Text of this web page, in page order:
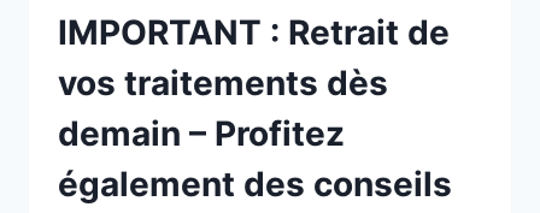
SOCIÉTÉ NATIONALE DES
(SNGTV)
IMPORTANT : Retrait de
vos traitements dès
demain – Profitez
également des conseils